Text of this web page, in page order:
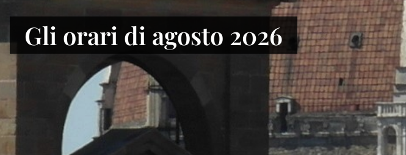
Gli orari di agosto 2026
Alla Biblioteca nazionale centrale
di Firenze il Fondo Gianni Bono